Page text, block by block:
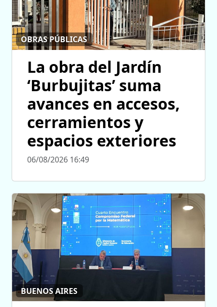
OBRAS PÚBLICAS
La obra del Jardín
‘Burbujitas’ suma
avances en accesos,
cerramientos y
espacios exteriores
06/08/2026 16:49
BUENOS AIRES